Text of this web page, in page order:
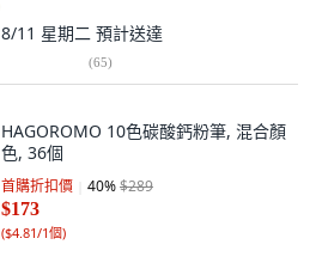
8/11 星期二 預計送達
(65)
HAGOROMO 10色碳酸鈣粉筆, 混合顏
色, 36個
首購折扣價 40%$289
$173
($4.81/1個)